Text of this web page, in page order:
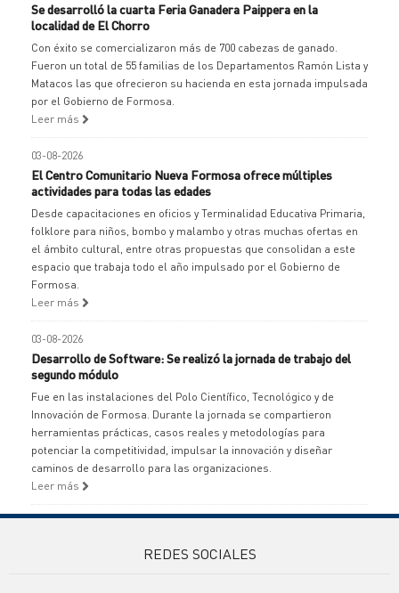
Se desarrolló la cuarta Feria Ganadera Paippera en la
localidad de El Chorro
Con éxito se comercializaron más de 700 cabezas de ganado.
Fueron un total de 55 familias de los Departamentos Ramón Lista y
Matacos las que ofrecieron su hacienda en esta jornada impulsada
por el Gobierno de Formosa.
Leer más
03-08-2026
El Centro Comunitario Nueva Formosa ofrece múltiples
actividades para todas las edades
Desde capacitaciones en oficios y Terminalidad Educativa Primaria,
folklore para niños, bombo y malambo y otras muchas ofertas en
el ámbito cultural, entre otras propuestas que consolidan a este
espacio que trabaja todo el año impulsado por el Gobierno de
Formosa.
Leer más
03-08-2026
Desarrollo de Software: Se realizó la jornada de trabajo del
segundo módulo
Fue en las instalaciones del Polo Científico, Tecnológico y de
Innovación de Formosa. Durante la jornada se compartieron
herramientas prácticas, casos reales y metodologías para
potenciar la competitividad, impulsar la innovación y diseñar
caminos de desarrollo para las organizaciones.
Leer más
REDES SOCIALES